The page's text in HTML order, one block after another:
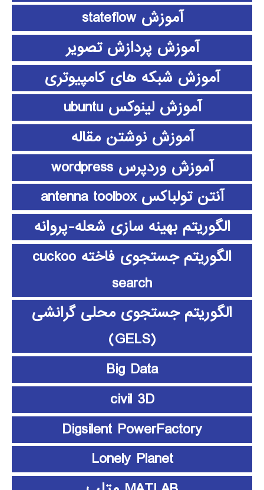
آموزش stateflow
آموزش پردازش تصویر
آموزش شبکه های کامپیوتری
آموزش لینوکس ubuntu
آموزش نوشتن مقاله
آموزش وردپرس wordpress
آنتن تولباکس antenna toolbox
الگوریتم بهینه سازی شعله-پروانه
الگوریتم جستجوی فاخته cuckoo
search
الگوریتم جستجوی محلی گرانشی
(GELS)
Big Data
civil 3D
Digsilent PowerFactory
Lonely Planet